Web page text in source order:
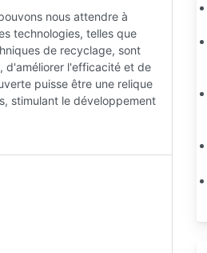
nous attendre à
technologies, telles que
de recyclage, sont
d'améliorer l'efficacité et de
puisse être une relique
stimulant le développement